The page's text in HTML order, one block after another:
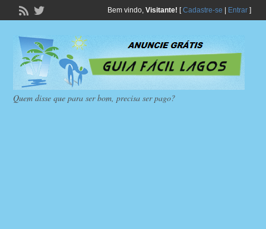
Bem vindo, Visitante! [Cadastre-se Entrar]
Quem disse que para ser bom, precisa ser pago?